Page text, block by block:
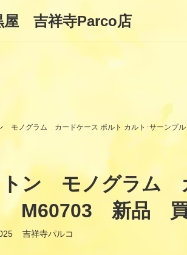
吉祥寺Parco店
モノグラム カードケース ポルト カルト･サーン
トン モノグラム
M60703 新品
吉祥寺パルコ